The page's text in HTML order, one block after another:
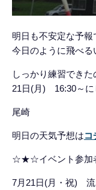
明日も不安定な予報
今日のように飛べる
しっかり練習できた
21日(月) 16:30～に
尾崎
明日の天気予想はコ
☆★☆イベント参
7月21日(月・祝)